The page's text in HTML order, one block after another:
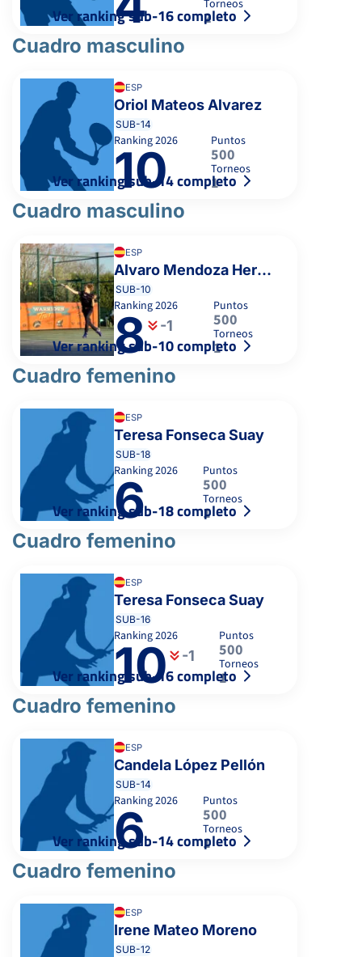
Torneos
2
Ver ranking sub-16 completo
Cuadro masculino
ESP
Oriol Mateos Alvarez
SUB-14
Ranking2026
10 Puntos
500
Torneos
1
Ver ranking sub-14 completo
Cuadro masculino
ESP
Alvaro Mendoza Hernández
SUB-10
Ranking2026
8 -1
Puntos
500
Torneos
1
Ver ranking sub-10 completo
Cuadro femenino
ESP
Teresa Fonseca Suay
SUB-18
Ranking2026
6 Puntos
500
Torneos
1
Ver ranking sub-18 completo
Cuadro femenino
ESP
Teresa Fonseca Suay
SUB-16
Ranking2026
10 -1
Puntos
500
Torneos
1
Ver ranking sub-16 completo
Cuadro femenino
ESP
Candela López Pellón
SUB-14
Ranking2026
6 Puntos
500
Torneos
1
Ver ranking sub-14 completo
Cuadro femenino
ESP
Irene Mateo Moreno
SUB-12